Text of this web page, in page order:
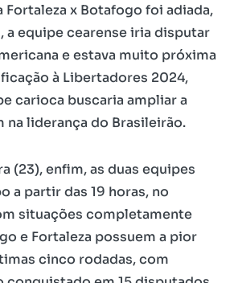
Fortaleza x Botafogo foi adiada,
a equipe cearense iria disputar
e estava muito próxima
à Libertadores 2024,
carioca buscaria ampliar a
na liderança do Brasileirão.
(23), enfim, as duas equipes
a partir das 19 horas, no
situações completamente
e Fortaleza possuem a pior
cinco rodadas, com